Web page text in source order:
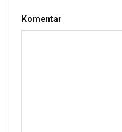
Komentar